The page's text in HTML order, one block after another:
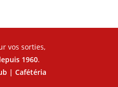
vos sorties,
1960.
| Cafétéria